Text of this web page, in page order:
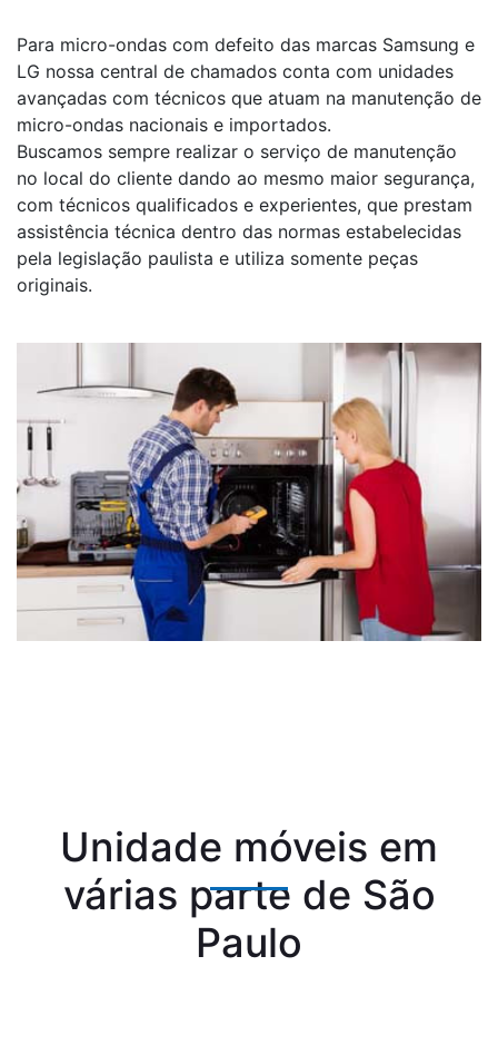
Para micro-ondas com defeito das marcas Samsung e
LG nossa central de chamados conta com unidades
avançadas com técnicos que atuam na manutenção de
micro-ondas nacionais e importados.
Buscamos sempre realizar o serviço de manutenção
no local do cliente dando ao mesmo maior segurança,
com técnicos qualificados e experientes, que prestam
assistência técnica dentro das normas estabelecidas
pela legislação paulista e utiliza somente peças
originais.
Unidade móveis em
várias parte de São
Paulo